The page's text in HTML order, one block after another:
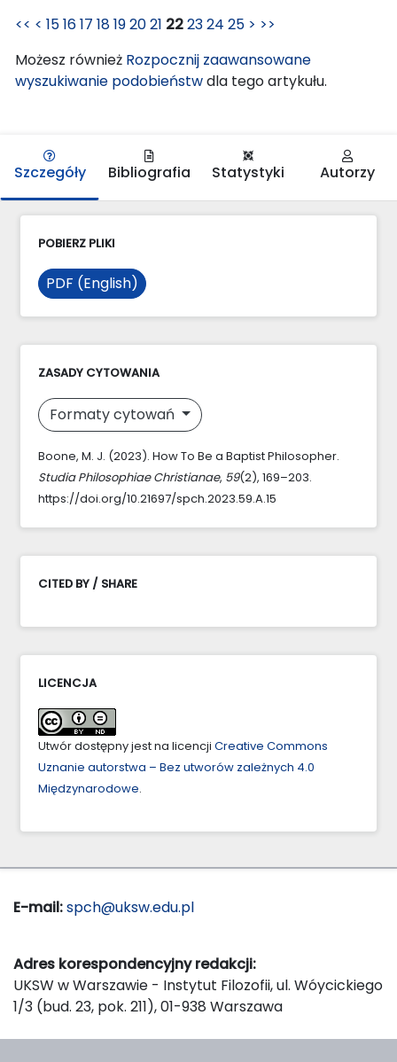
<< < 151617 18192021 222324 25 > >>
Możesz również Rozpocznij zaawansowane
wyszukiwanie podobieństwdla tego artykułu.
Szczegóły Bibliografia Statystyki Autorzy
POBIERZ PLIKI
PDF (English)
ZASADY CYTOWANIA
Formaty cytowań
Boone, M. J. (2023). How To Be a Baptist Philosopher.
Studia Philosophiae Christianae, 59(2), 169–203.
https://doi.org/10.21697/spch.2023.59.A.15
CITED BY / SHARE
LICENCJA
Utwór dostępny jest na licencji Creative Commons
Uznanie autorstwa – Bez utworów zależnych 4.0
Międzynarodowe.
E-mail:spch@uksw.edu.pl
Adres korespondencyjny redakcji:
UKSW w Warszawie - Instytut Filozofii, ul. Wóycickiego
1/3 (bud. 23, pok. 211), 01-938 Warszawa